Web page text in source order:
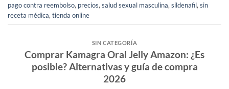
pago contra reembolso, precios, salud sexual masculina, sildenafil, sin
receta médica, tienda online
SIN CATEGORÍA
Comprar Kamagra Oral Jelly Amazon: ¿Es
posible? Alternativas y guía de compra
2026